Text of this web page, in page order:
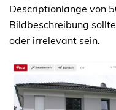
Descriptionlänge von
Bildbeschreibung
oder irrelevant sein.